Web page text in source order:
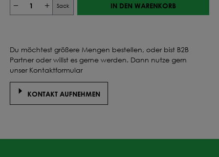
Ab 7 Sack 132,58 €
Ab 9 Sack
Ab 10 Sack
Sack IN DEN WARENKORB
Du möchtest größere Mengen bestellen, oder bist B2B
Partner oder willst es gerne werden. Dann nutze gern
unser Kontaktformular
KONTAKT AUFNEHMEN